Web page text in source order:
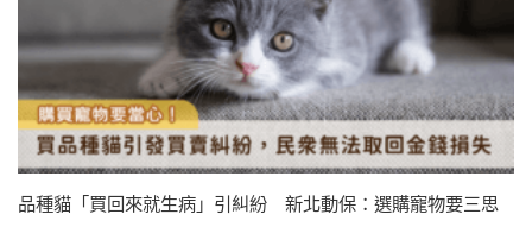
品種貓「買回來就生病」引糾紛 新北動保：選購寵物要三思